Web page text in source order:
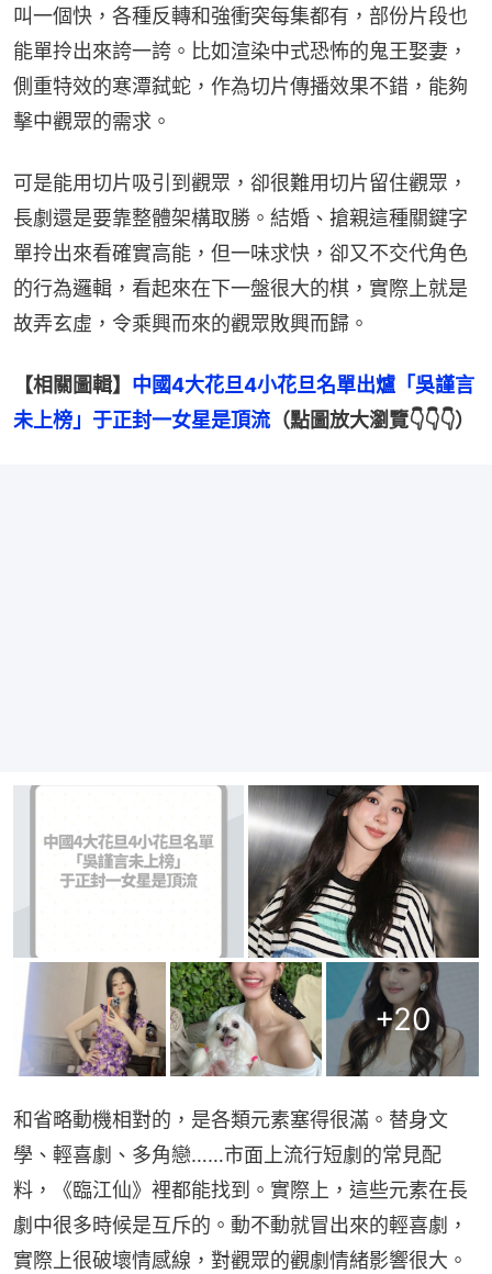
叫一個快，各種反轉和強衝突每集都有，部份片段也
能單拎出來誇一誇。比如渲染中式恐怖的鬼王娶妻，
側重特效的寒潭弑蛇，作為切片傳播效果不錯，能夠
擊中觀眾的需求。
可是能用切片吸引到觀眾，卻很難用切片留住觀眾，
長劇還是要靠整體架構取勝。結婚、搶親這種關鍵字
單拎出來看確實高能，但一味求快，卻又不交代角色
的行為邏輯，看起來在下一盤很大的棋，實際上就是
故弄玄虛，令乘興而來的觀眾敗興而歸。
【相關圖輯】 中國4大花旦4小花旦名單出爐「吳謹言
未上榜」于正封一女星是頂流 （點圖放大瀏覽👇👇👇）
+20
和省略動機相對的，是各類元素塞得很滿。替身文
學、輕喜劇、多角戀……市面上流行短劇的常見配
料，《臨江仙》裡都能找到。實際上，這些元素在長
劇中很多時候是互斥的。動不動就冒出來的輕喜劇，
實際上很破壞情感線，對觀眾的觀劇情緒影響很大。